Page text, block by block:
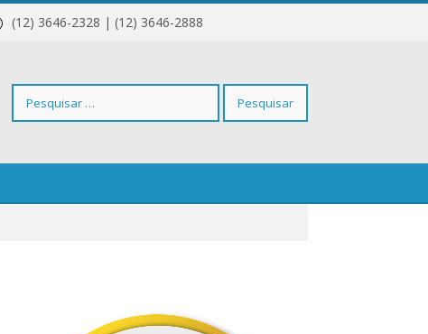
(12) 3646-2328 | (12) 3646-2888
Pesquisar